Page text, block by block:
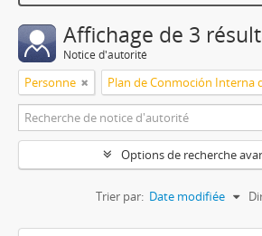
Affichage de 3
Notice d'autorité
Personne Plan de Conmoción Interna
Options de recherche
Trier par: Date modifiée